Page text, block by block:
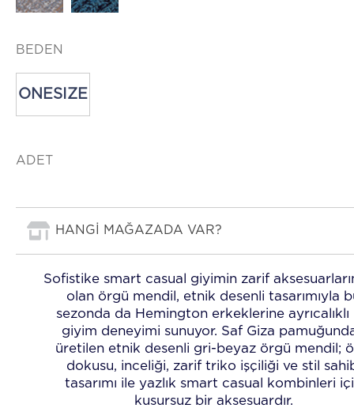
BEDEN
ONESIZE
ADET
HANGİ MAĞAZADA VAR?
Sofistike smart casual giyimin zarif
olan örgü mendil, etnik desenli tasarımıyla
sezonda da Hemington erkeklerine ayrıcalıklı
giyim deneyimi sunuyor. Saf Giza
üretilen etnik desenli gri-beyaz örgü mendil;
dokusu, inceliği, zarif triko işçiliği ve stil
tasarımı ile yazlık smart casual kombinleri
kusursuz bir aksesuardır.